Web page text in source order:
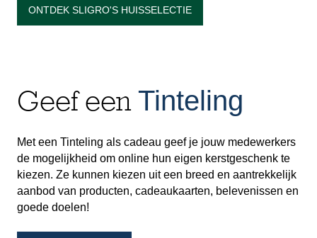
ONTDEK SLIGRO'S HUISSELECTIE
Geef een Tinteling
Met een Tinteling als cadeau geef je jouw medewerkers
de mogelijkheid om online hun eigen kerstgeschenk te
kiezen. Ze kunnen kiezen uit een breed en aantrekkelijk
aanbod van producten, cadeaukaarten, belevenissen en
goede doelen!